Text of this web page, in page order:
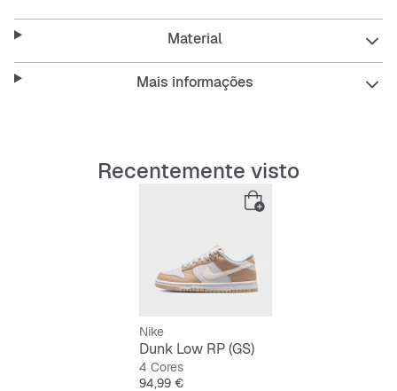
A pele genuína e a pele sintética são resistentes e
conferem uma sensação clássica.
A boca e a língua combinam-se com as perfurações na
zona da biqueira para conferir a estas sapatilhas um
padrão de tração semelhante ao do modelo original.
Material
Mais informações
Recentemente visto
Nike
Dunk Low RP (GS)
4 Cores
Preço
94,99 €